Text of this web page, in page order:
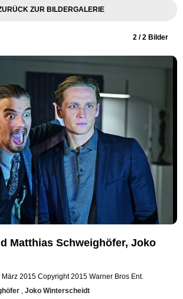
ZUR BILDERGALERIE
2 / 2 Bilder
Matthias Schweighöfer, Joko
März 2015 Copyright 2015 Warner Bros Ent.
, Joko Winterscheidt